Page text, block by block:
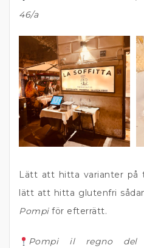
46/a
Lätt att hitta varianter på
lätt att hitta glutenfri
Pompiför efterrätt.
Pompi il regno del